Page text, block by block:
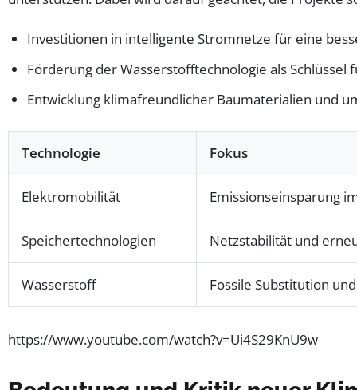
Investitionen in intelligente Stromnetze für eine
Förderung der Wasserstofftechnologie als Schlüssel
Entwicklung klimafreundlicher Baumaterialien und
Technologie Fokus
Elektromobilität Emissionseinsparung
Speichertechnologien Netzstabilität und
Wasserstoff Fossile Substitution
https://www.youtube.com/watch?v=Ui4S29KnU9w